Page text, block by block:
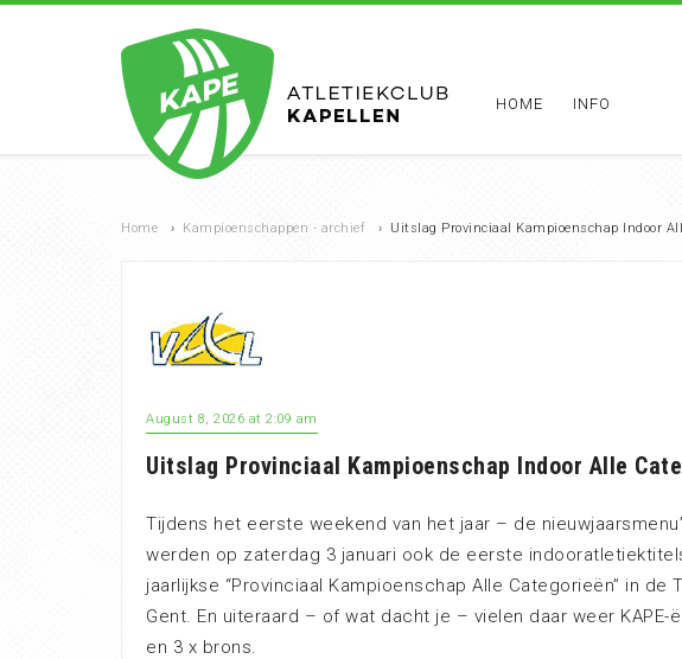
HOME INFO
Home › Kampioenschappen - archief › Uitslag Provinciaal Kampioenschap Indoor
August 8, 2026 at 2:09 am
Uitslag Provinciaal Kampioenschap Indoor Alle
Tijdens het eerste weekend van het jaar – de
werden op zaterdag 3 januari ook de eerste
jaarlijkse “Provinciaal Kampioenschap Alle Categorieën” in de
Gent. En uiteraard – of wat dacht je – vielen daar weer KAPE-
en 3 x brons.